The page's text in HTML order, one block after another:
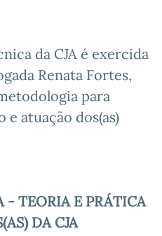
da CJA é exercida
Renata Fortes,
para
atuação dos(as)
- TEORIA E PRÁTICA
DA CJA